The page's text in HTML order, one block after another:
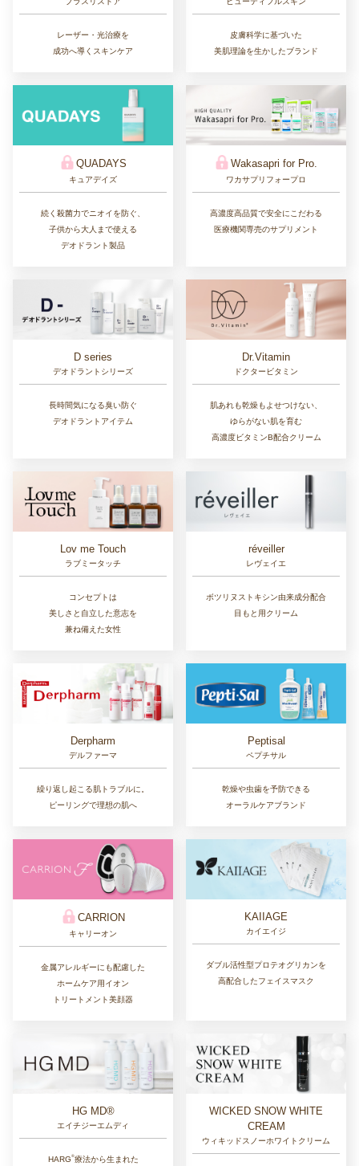
レーザー・光治療を
成功へ導くスキンケア
皮膚科学に基づいた
美肌理論を生かしたブランド
QUADAYS
キュアデイズ
続く殺菌力でニオイを防ぐ、
子供から大人まで使える
デオドラント製品
Wakasapri for Pro.
ワカサプリフォープロ
高濃度高品質で安全にこだわる
医療機関専売のサプリメント
D series
デオドラントシリーズ
長時間気になる臭い防ぐ
デオドラントアイテム
Dr.Vitamin
ドクタービタミン
肌あれも乾燥もよせつけない、
ゆらがない肌を育む
高濃度ビタミンB配合クリーム
Lov me Touch
ラブミータッチ
コンセプトは
美しさと自立した意志を
兼ね備えた女性
réveiller
レヴェイエ
ボツリヌストキシン由来成分配合
目もと用クリーム
Derpharm
デルファーマ
繰り返し起こる肌トラブルに。
ピーリングで理想の肌へ
Peptisal
ペプチサル
乾燥や虫歯を予防できる
オーラルケアブランド
CARRION
キャリーオン
金属アレルギーにも配慮した
ホームケア用イオン
トリートメント美顔器
KAIIAGE
カイエイジ
ダブル活性型プロテオグリカンを
高配合したフェイスマスク
HG MD®
エイチジーエムディ
HARG®︎療法から生まれた
WICKED SNOW WHITE
CREAM
ウィキッドスノーホワイトクリーム